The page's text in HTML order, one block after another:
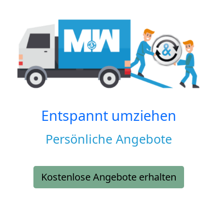
Entspannt umziehen
Persönliche Angebote
Kostenlose Angebote erhalten